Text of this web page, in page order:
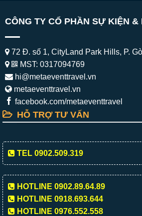
CÔNG TY CỔ PHẦN SỰ KIỆN &
72 Đ. số 1, CityLand Park Hills, P.
MST: 0317094769
hi@metaeventtravel.vn
metaeventtravel.vn
facebook.com/metaeventtravel
HỖ TRỢ TƯ VẤN
TEL 0902.509.319
HOTLINE 0902.89.64.89
HOTLINE 0918.693.644
HOTLINE 0976.552.558